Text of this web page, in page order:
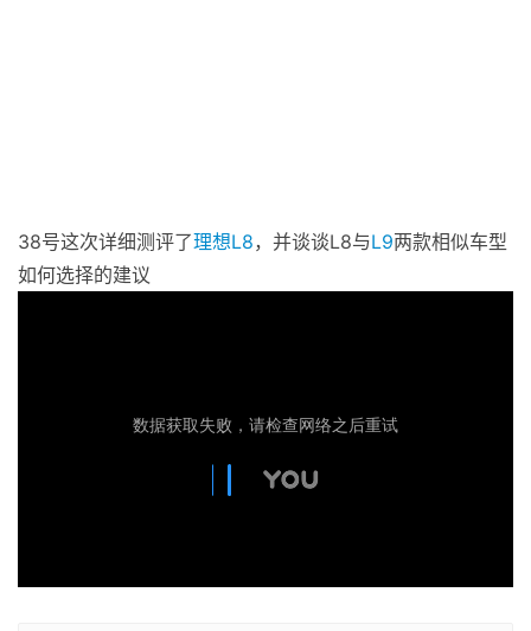
38号这次详细测评了理想L8，并谈谈L8与L9两款相似车型
如何选择的建议